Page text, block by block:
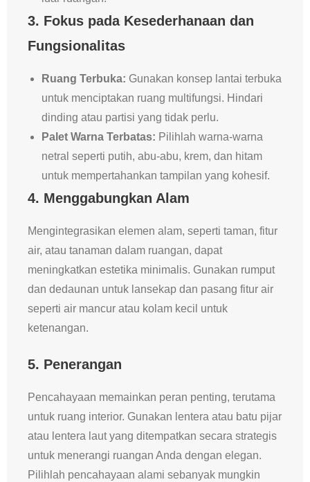
3. Fokus pada Kesederhanaan dan
Fungsionalitas
Ruang Terbuka: Gunakan konsep lantai terbuka
untuk menciptakan ruang multifungsi. Hindari
dinding atau partisi yang tidak perlu.
Palet Warna Terbatas: Pilihlah warna-warna
netral seperti putih, abu-abu, krem, dan hitam
untuk mempertahankan tampilan yang kohesif.
4. Menggabungkan Alam
Mengintegrasikan elemen alam, seperti taman, fitur
air, atau tanaman dalam ruangan, dapat
meningkatkan estetika minimalis. Gunakan rumput
dan dedaunan untuk lansekap dan pasang fitur air
seperti air mancur atau kolam kecil untuk
ketenangan.
5. Penerangan
Pencahayaan memainkan peran penting, terutama
untuk ruang interior. Gunakan lentera atau batu pijar
atau lentera laut yang ditempatkan secara strategis
untuk menerangi ruangan Anda dengan elegan.
Pilihlah pencahayaan alami sebanyak mungkin